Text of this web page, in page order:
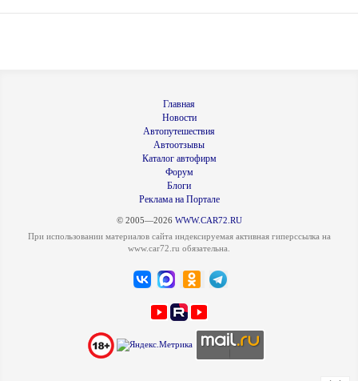
Главная
Новости
Автопутешествия
Автоотзывы
Каталог автофирм
Форум
Блоги
Реклама на Портале
© 2005—2026 WWW.CAR72.RU
При использовании материалов сайта индексируемая активная гиперссылка на
www.car72.ru обязательна.